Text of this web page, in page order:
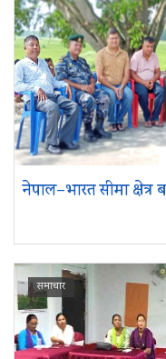
नेपाल–भारत सीमा क्षेत्र
समाचार